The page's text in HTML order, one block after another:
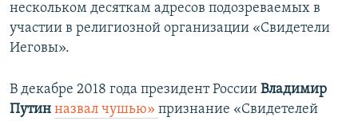
нескольком десяткам адресов подозреваемых в
участии в религиозной организации «Свидетели
Иеговы».
В декабре 2018 года президент России Владимир
Путин назвал чушью» признание «Свидетелей